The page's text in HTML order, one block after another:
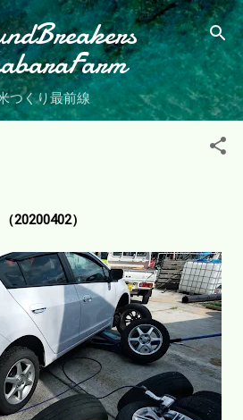
メイン コンテンツに移動
つくり最前線
（20200402）